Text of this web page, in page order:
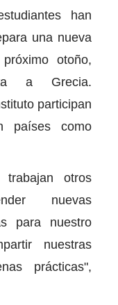
han
una nueva
otoño,
a Grecia.
participan
países como
otros
nuevas
para nuestro
nuestras
prácticas",